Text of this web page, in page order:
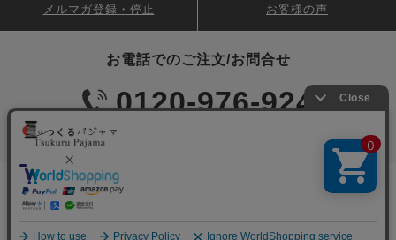
お電話でのご注文/お問合せ
0120-976-924
メルマガ登録・停止 お客様の声
会社概要